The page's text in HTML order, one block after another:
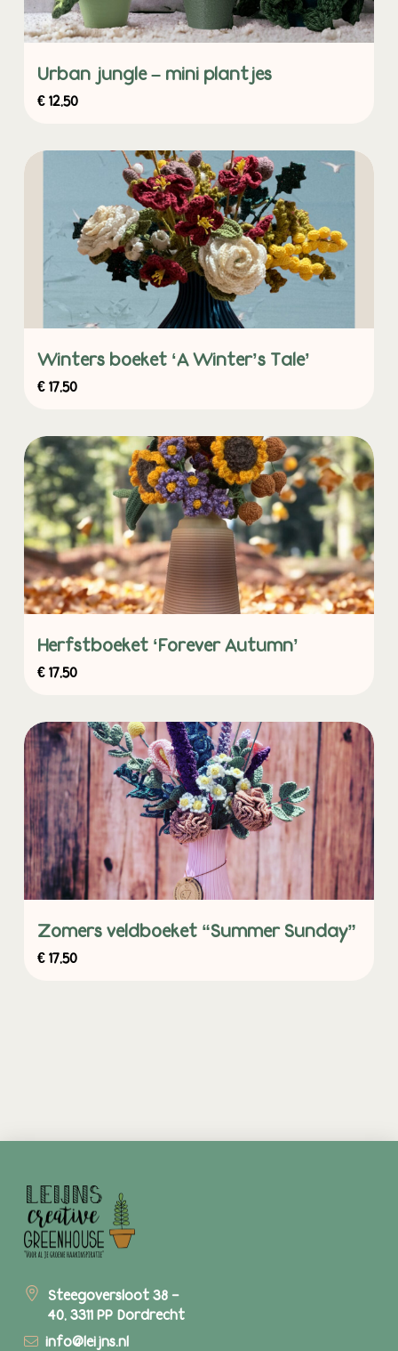
Urban jungle – mini plantjes
€12,50
Winters boeket ‘A Winter’s Tale’
€17,50
Herfstboeket ‘Forever Autumn’
€17,50
Zomers veldboeket “Summer Sunday”
€17,50
Steegoversloot 38 -
40, 3311 PP Dordrecht
info@leijns.nl